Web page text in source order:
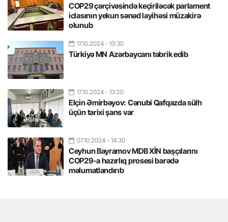
COP29 çərçivəsində keçiriləcək parlament
iclasının yekun sənəd layihəsi müzakirə
olunub
17.10.2024 - 13:30
Türkiyə MN Azərbaycanı təbrik edib
17.10.2024 - 13:20
Elçin Əmirbəyov: Cənubi Qafqazda sülh
üçün tarixi şans var
07.10.2024 - 14:30
Ceyhun Bayramov MDB XİN başçılarını
COP29-a hazırlıq prosesi barədə
məlumatlandırıb